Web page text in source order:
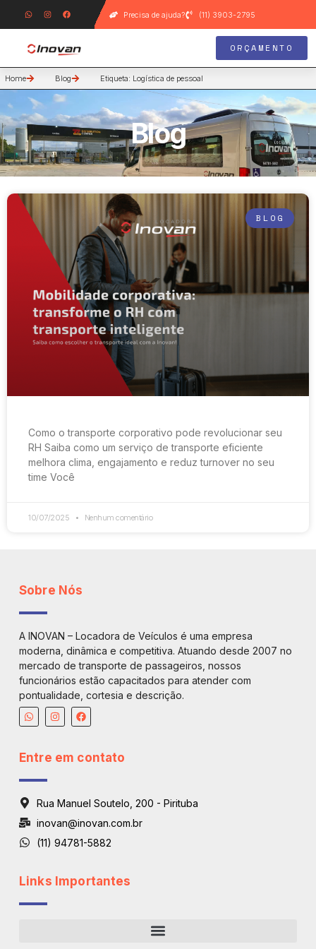
Precisa de ajuda? (11) 3903-2795
ORÇAMENTO
Home Blog Etiqueta: Logística de pessoal
Blog
BLOG
Como o transporte corporativo pode revolucionar seu
RH Saiba como um serviço de transporte eficiente
melhora clima, engajamento e reduz turnover no seu
time Você
10/07/2025 Nenhum comentário
Sobre Nós
A INOVAN – Locadora de Veículos é uma empresa
moderna, dinâmica e competitiva. Atuando desde 2007 no
mercado de transporte de passageiros, nossos
funcionários estão capacitados para atender com
pontualidade, cortesia e descrição.
Entre em contato
Rua Manuel Soutelo, 200 - Pirituba
inovan@inovan.com.br
(11) 94781-5882
Links Importantes